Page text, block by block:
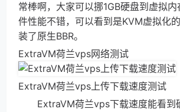
常棒啊，大家可以挪1GB硬盘到虚拟
件性能不错，可以看到是KVM虚拟化
装了原生BBR。
ExtraVM荷兰vps网络测试
ExtraVM荷兰vps上传下载速度测试
ExtraVM荷兰vps下载速度能看到